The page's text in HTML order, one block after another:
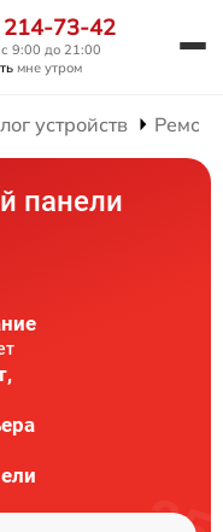
214-73-42
9:00 до 21:00
мне утром
устройств
панели